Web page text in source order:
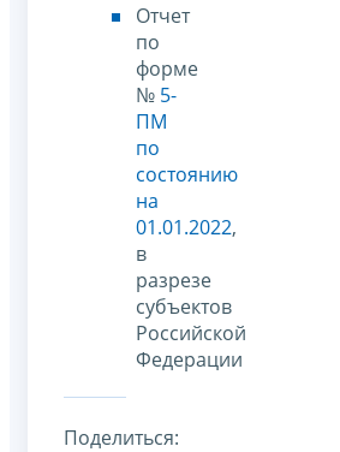
Отчет
по
форме
№ 5-
ПМ
по
состоянию
на
01.01.2022,
в
разрезе
субъектов
Российской
Федерации
Поделиться: